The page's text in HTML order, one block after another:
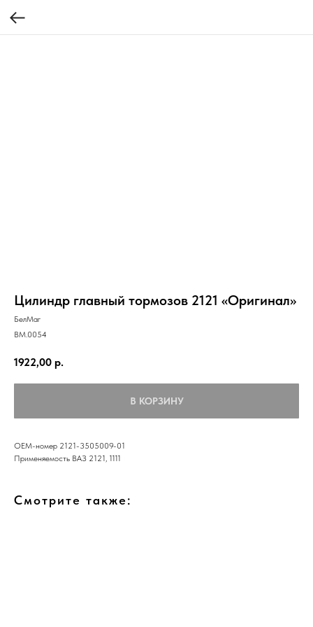
Цилиндр главный тормозов 2121 «Оригинал»
БелМаг
BM.0054
1922,00 р.
В КОРЗИНУ
ОЕМ-номер 2121-3505009-01
Применяемость ВАЗ 2121, 1111
Смотрите также: